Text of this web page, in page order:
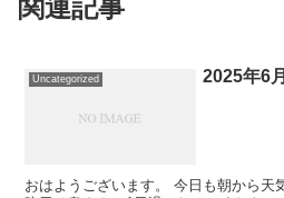
関連記事
Uncategorized 2025年6
おはようございます。 今日も朝から天